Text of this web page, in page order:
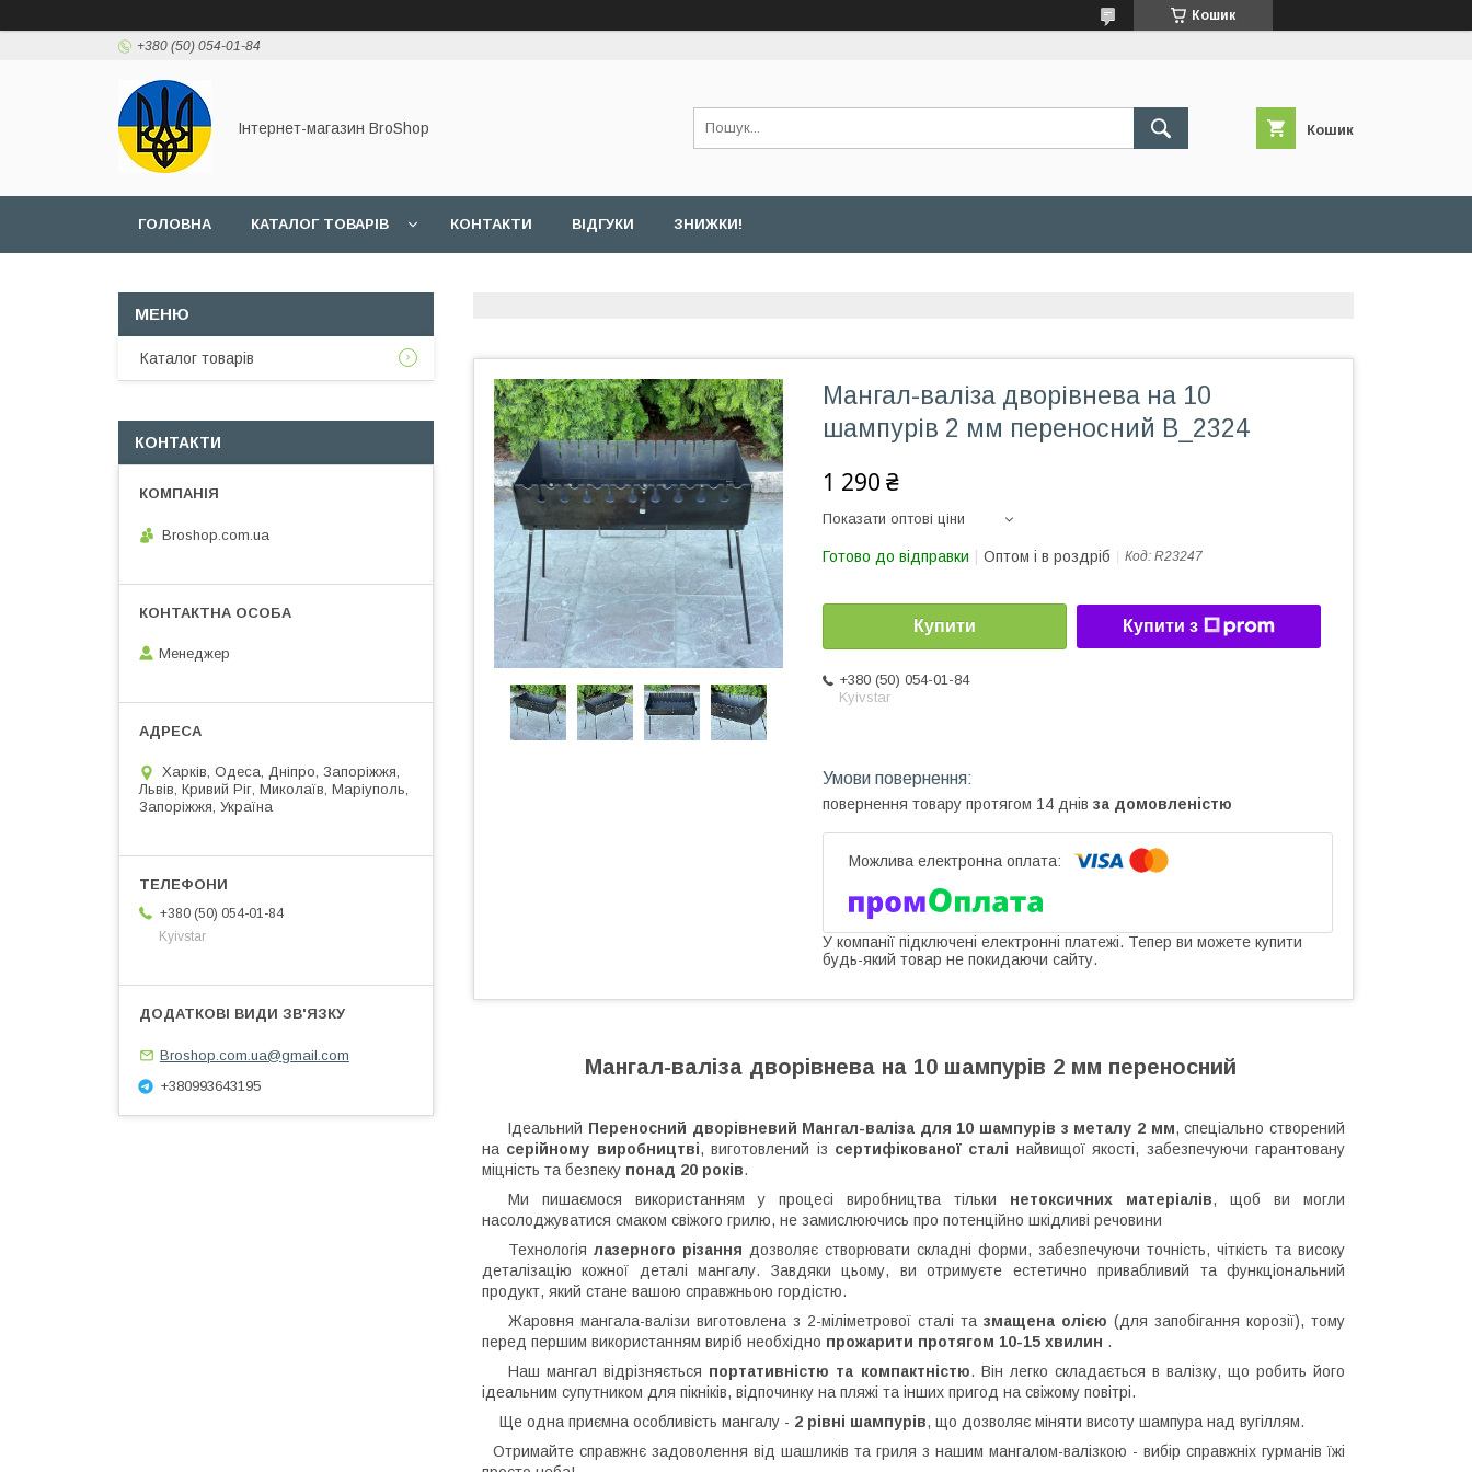
Кошик
+380 (50) 054-01-84
Інтернет-магазин BroShop Кошик
ГОЛОВНА КАТАЛОГ ТОВАРІВ КОНТАКТИ ВІДГУКИ ЗНИЖКИ!
Мангал-валіза дворівнева на 10
шампурів 2 мм переносний B_2324
1 290 ₴
Показати оптові ціни
Готово до відправки Оптом і в роздріб Код: R23247
Купити Купити з
+380 (50) 054-01-84
Kyivstar
повернення товару протягом 14 днів за домовленістю
У компанії підключені електронні платежі. Тепер ви можете купити
будь-який товар не покидаючи сайту.
Мангал-валіза дворівнева на 10 шампурів 2 мм переносний
Ідеальний Переносний дворівневий Мангал-валіза для 10 шампурів з металу 2 мм, спеціально створений
на серійному виробництві, виготовлений із сертифікованої сталі найвищої якості, забезпечуючи гарантовану
міцність та безпеку понад 20 років.
Ми пишаємося використанням у процесі виробництва тільки нетоксичних матеріалів, щоб ви могли
насолоджуватися смаком свіжого грилю, не замислюючись про потенційно шкідливі речовини
Технологія лазерного різання дозволяє створювати складні форми, забезпечуючи точність, чіткість та високу
деталізацію кожної деталі мангалу. Завдяки цьому, ви отримуєте естетично привабливий та функціональний
продукт, який стане вашою справжньою гордістю.
Жаровня мангала-валізи виготовлена з 2-міліметрової сталі та змащена олією (для запобігання корозії), тому
перед першим використанням виріб необхідно прожарити протягом 10-15 хвилин .
Наш мангал відрізняється портативністю та компактністю. Він легко складається в валізку, що робить його
ідеальним супутником для пікніків, відпочинку на пляжі та інших пригод на свіжому повітрі.
Ще одна приємна особливість мангалу - 2 рівні шампурів, що дозволяє міняти висоту шампура над вугіллям.
Отримайте справжнє задоволення від шашликів та гриля з нашим мангалом-валізкою - вибір справжніх гурманів їжі
Каталог товарів
КОНТАКТИ
Broshop.com.ua
Менеджер
Харків, Одеса, Дніпро, Запоріжжя,
Львів, Кривий Ріг, Миколаїв, Маріуполь,
Запоріжжя, Україна
+380 (50) 054-01-84
Kyivstar
Broshop.com.ua@gmail.com
+380993643195